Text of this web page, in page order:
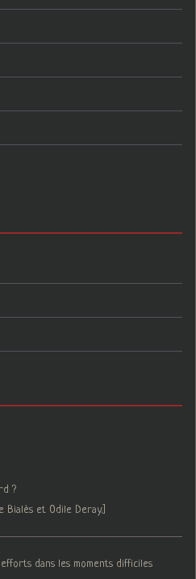
?
Bialès et Odile Deray.]
dans les moments difficiles